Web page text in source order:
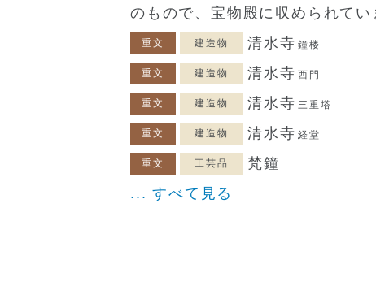
のもので、宝物殿に収められてい
重文 建造物 清水寺 鐘楼
重文 建造物 清水寺 西門
重文 建造物 清水寺 三重塔
重文 建造物 清水寺 経堂
重文 工芸品
梵鐘
... すべて見る